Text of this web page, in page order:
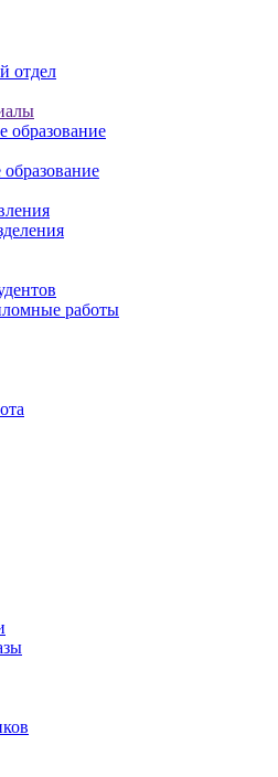
отдел
образование
работы